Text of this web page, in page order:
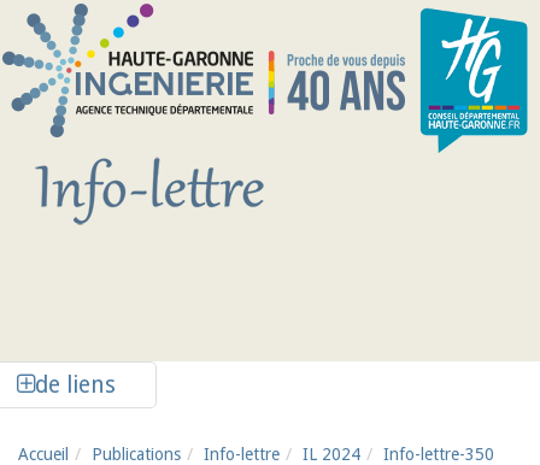
Aller au contenu principal
de liens
Accueil Publications Info-lettre IL 2024
Info-lettre-350